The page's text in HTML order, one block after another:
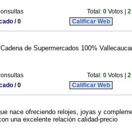
Total: 0 Votos | 2
/ 0 Calificar Web
de Supermercados 100%
Total: 0 Votos | 2
/ 0 Calificar Web
nace ofreciendo relojes, joyas y
una excelente relación calidad-precio